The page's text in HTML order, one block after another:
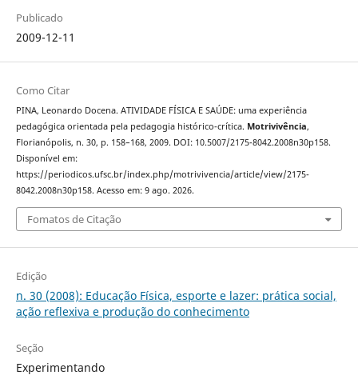
Publicado
2009-12-11
Como Citar
PINA, Leonardo Docena. ATIVIDADE FÍSICA E SAÚDE: uma experiência
pedagógica orientada pela pedagogia histórico-crítica. Motrivivência,
Florianópolis, n. 30, p. 158–168, 2009. DOI: 10.5007/2175-8042.2008n30p158.
Disponível em:
https://periodicos.ufsc.br/index.php/motrivivencia/article/view/2175-
8042.2008n30p158. Acesso em: 9 ago. 2026.
Fomatos de Citação
Edição
n. 30 (2008): Educação Física, esporte e lazer: prática social,
ação reflexiva e produção do conhecimento
Seção
Experimentando